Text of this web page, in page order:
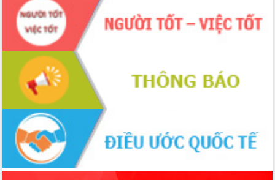
Diễn đàn Kinh tế tư nhân Việt Nam đột
phá cơ chế - Hợp tác công tư
Đề án 06 tạo bước ngoặt đột phá trong
cải cách hành chính tỉnh Đắk Lắk
Kết nối tour, đẩy mạnh chuyển đổi số
để phát triển du lịch Đắk Lắk
Khởi động Dự án Đầu tư xây dựng hạ
tầng kỹ thuật Cụm công nghiệp Tân
Gặp mặt các cơ quan báo chí nhân Kỷ
niệm 101 năm Ngày Báo chí Cách
mạng Việt Nam
Đắk Lắk sơ kết 4 năm triển khai thực